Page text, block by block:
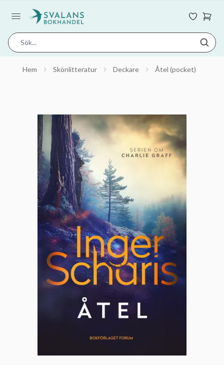
Hem Skönlitteratur Deckare Åtel (pocket)